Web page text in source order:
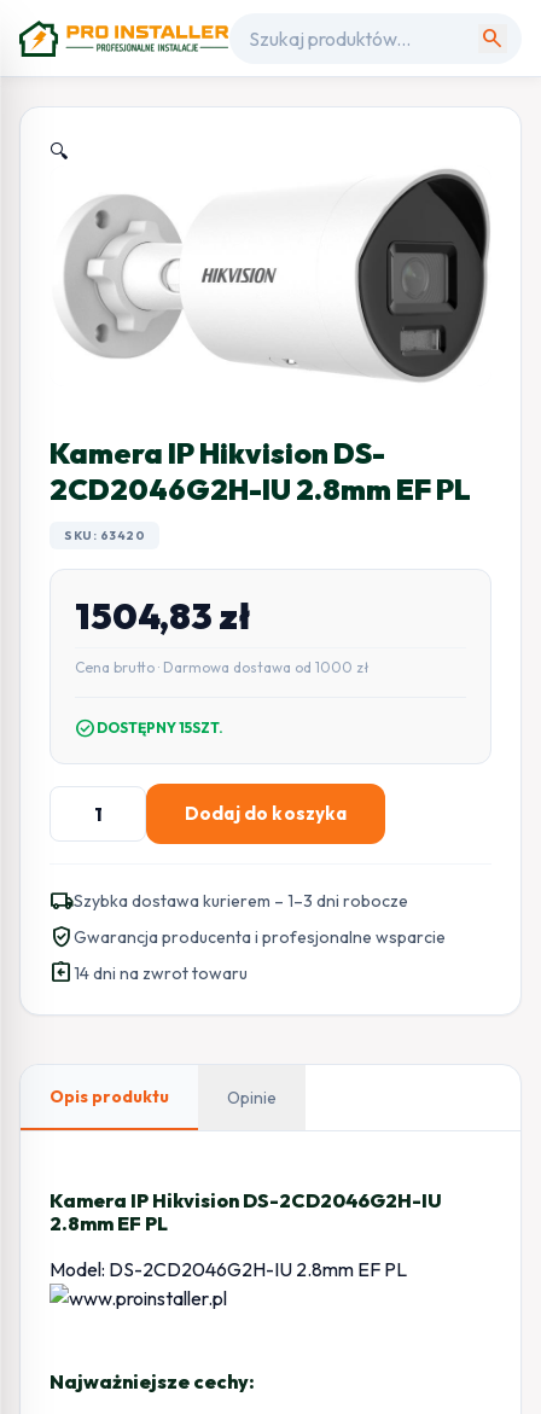
search
🔍
Kamera IP Hikvision DS-
2CD2046G2H-IU 2.8mm EF PL
SKU: 63420
1504,83zł
Cena brutto · Darmowa dostawa od 1000 zł
check_circle DOSTĘPNY 15SZT.
ilość
Kamera
Hikvision
DS-
2CD2046G2H-
IU
Dodaj do koszyka
local_shippingSzybka dostawa kurierem – 1–3 dni robocze
verified_userGwarancja producenta i profesjonalne wsparcie
assignment_return14 dni na zwrot towaru
Opis produktu Opinie
Kamera IP Hikvision DS-2CD2046G2H-IU
2.8mm EF PL
Model: DS-2CD2046G2H-IU 2.8mm EF PL
Najważniejsze cechy: